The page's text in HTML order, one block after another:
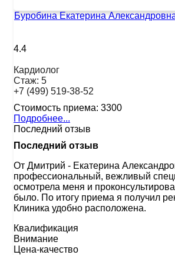
Буробина Екатерина
4.4
Кардиолог
Стаж: 5
+7 (499) 519-38-52
Стоимость приема: 3300
Подробнее...
Последний отзыв
Последний отзыв
От Дмитрий - Екатерина
профессиональный, вежливый
осмотрела меня и
было. По итогу приема я получил
Клиника удобно расположена.
Квалификация
Внимание
Цена-качество